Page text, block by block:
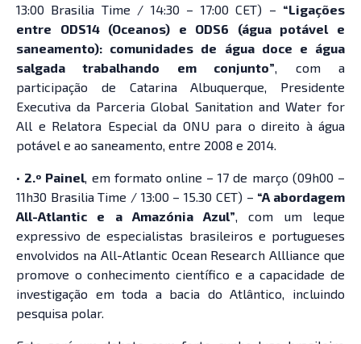
13:00 Brasilia Time / 14:30 – 17:00 CET) – “Ligações
entre ODS14 (Oceanos) e ODS6 (água potável e
saneamento): comunidades de água doce e água
salgada trabalhando em conjunto”, com a
participação de Catarina Albuquerque, Presidente
Executiva da Parceria Global Sanitation and Water for
All e Relatora Especial da ONU para o direito à água
potável e ao saneamento, entre 2008 e 2014.
• 2.º Painel, em formato online – 17 de março (09h00 –
11h30 Brasilia Time / 13:00 – 15.30 CET) – “A abordagem
All-Atlantic e a Amazónia Azul”, com um leque
expressivo de especialistas brasileiros e portugueses
envolvidos na All-Atlantic Ocean Research Allliance que
promove o conhecimento científico e a capacidade de
investigação em toda a bacia do Atlântico, incluindo
pesquisa polar.